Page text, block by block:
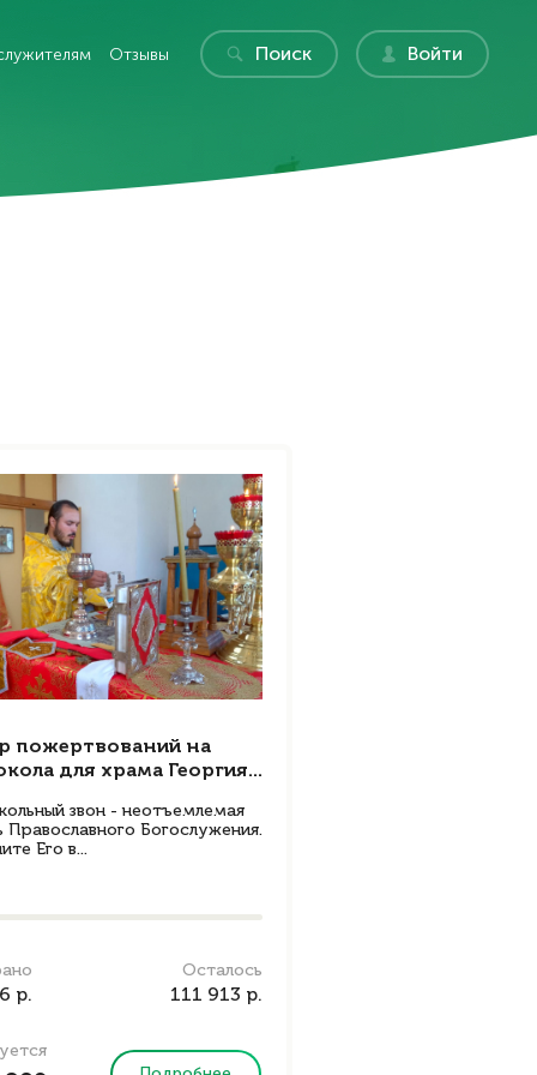
Отзывы Поиск Войти
пожертвований на
для храма Георгия...
звон - неотъемлемая
Православного Богослужения.
Его в...
р.
Осталось
111 913 р.